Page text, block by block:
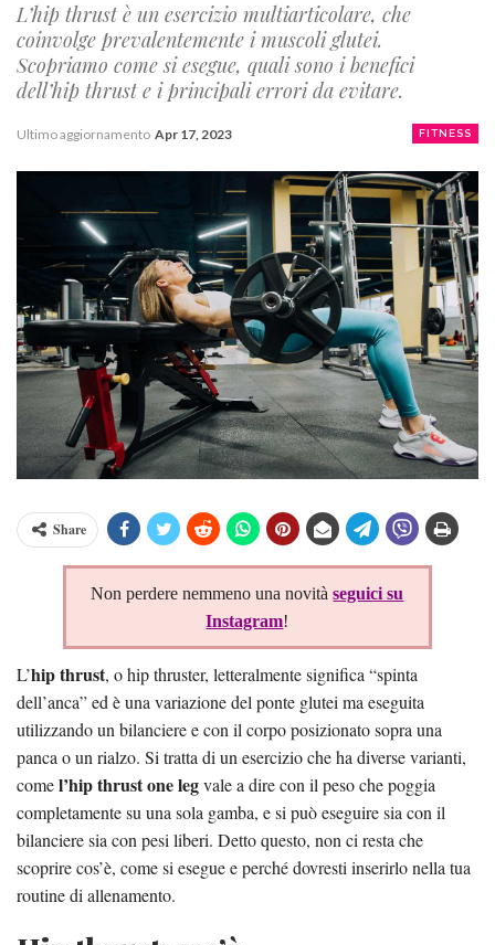
L’hip thrust è un esercizio multiarticolare, che
coinvolge prevalentemente i muscoli glutei.
Scopriamo come si esegue, quali sono i benefici
dell’hip thrust e i principali errori da evitare.
FITNESS
Ultimo aggiornamento Apr 17, 2023
Share
Non perdere nemmeno una novitàseguici su
Instagram!
L’hip thrust, o hip thruster, letteralmente significa “spinta
dell’anca” ed è una variazione del ponte glutei ma eseguita
utilizzando un bilanciere e con il corpo posizionato sopra una
panca o un rialzo. Si tratta di un esercizio che ha diverse varianti,
comel’hip thrust one legvale a dire con il peso che poggia
completamente su una sola gamba, e si può eseguire sia con il
bilanciere sia con pesi liberi. Detto questo, non ci resta che
scoprire cos’è, come si esegue e perché dovresti inserirlo nella tua
routine di allenamento.